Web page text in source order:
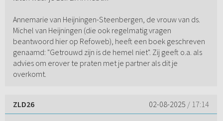
Annemarie van Heijningen-Steenbergen, de vrouw van ds.
Michel van Heijningen (die ook regelmatig vragen
beantwoord hier op Refoweb), heeft een boek geschreven
genaamd: "Getrouwd zijn is de hemel niet". Zij geeft o.a. als
advies om erover te praten met je partner als dit je
overkomt.
ZLD26 02-08-2025 / 17:14